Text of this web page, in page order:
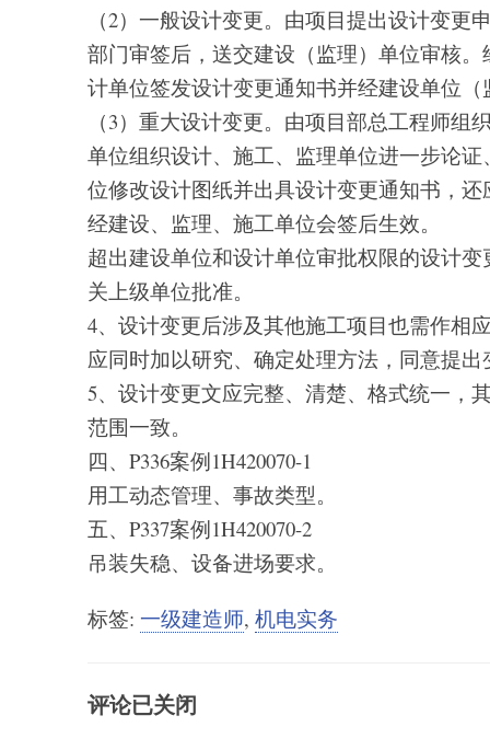
（2）一般设计变更。由项目提出设计变更
部门审签后，送交建设（监理）单位审核
计单位签发设计变更通知书并经建设单位
（3）重大设计变更。由项目部总工程师组
单位组织设计、施工、监理单位进一步论
位修改设计图纸并出具设计变更通知书，
经建设、监理、施工单位会签后生效。
超出建设单位和设计单位审批权限的设计
关上级单位批准。
4、设计变更后涉及其他施工项目也需作相
应同时加以研究、确定处理方法，同意提出
5、设计变更文应完整、清楚、格式统一，
范围一致。
四、P336案例1H420070-1
用工动态管理、事故类型。
五、P337案例1H420070-2
吊装失稳、设备进场要求。
标签: 一级建造师, 机电实务
评论已关闭